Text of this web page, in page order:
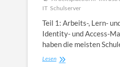
IT Schulserver
Teil 1: Arbeits-, Lern-
Identity- und Access-
haben die meisten
LesenSchulen